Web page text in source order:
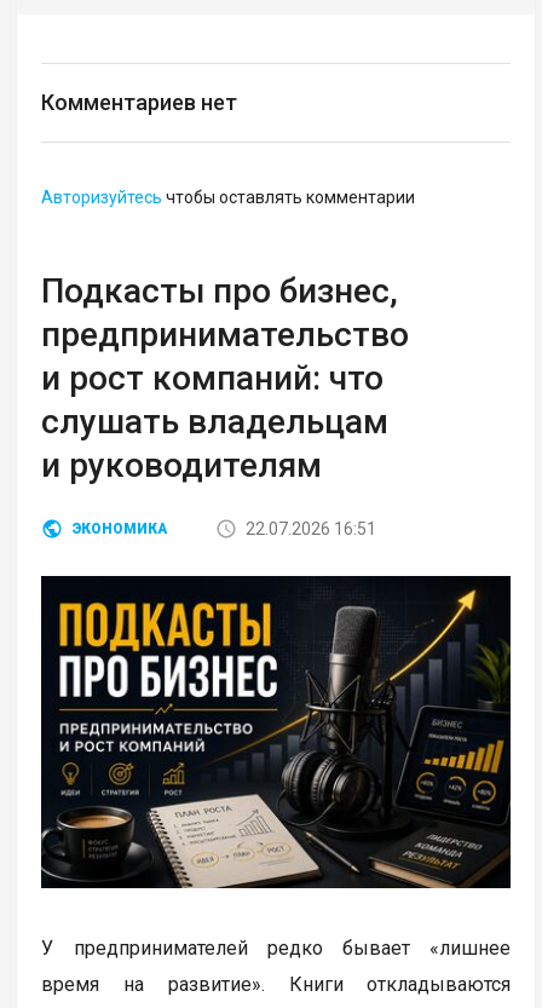
Комментариев нет
Авторизуйтесь чтобы оставлять комментарии
Подкасты про бизнес,
предпринимательство
и рост компаний: что
слушать владельцам
и руководителям
ЭКОНОМИКА 22.07.2026 16:51
У предпринимателей редко бывает «лишнее
время на развитие». Книги откладываются